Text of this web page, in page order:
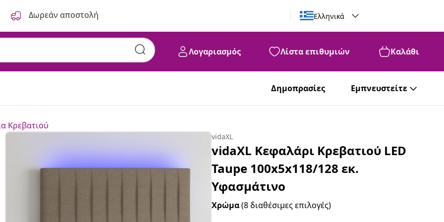
Δωρεάν αποστολή Ελληνικά
Λογαριασμός Λίστα επιθυμιών Καλάθι
Δημοπρασίες Εμπνευστείτε
Κρεβατιού
vidaXL
vidaXL Κεφαλάρι Κρεβατιού LED
Taupe 100x5x118/128 εκ.
Υφασμάτινο
Χρώμα(8 διαθέσιμες επιλογές)